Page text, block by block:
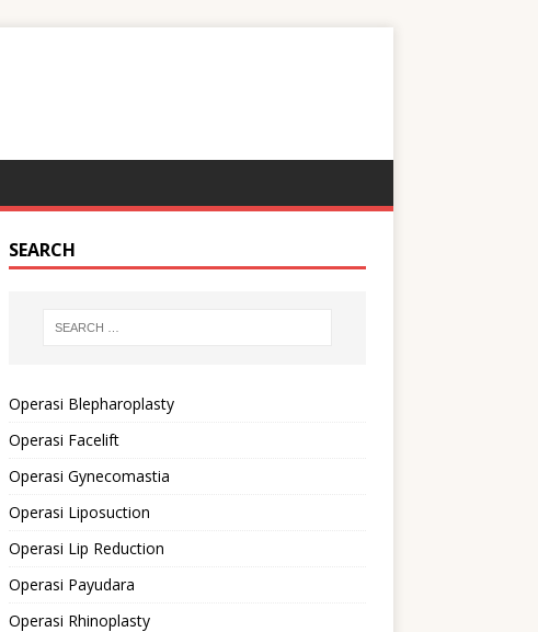
SEARCH
Operasi Blepharoplasty
Operasi Facelift
Operasi Gynecomastia
Operasi Liposuction
Operasi Lip Reduction
Operasi Payudara
Operasi Rhinoplasty